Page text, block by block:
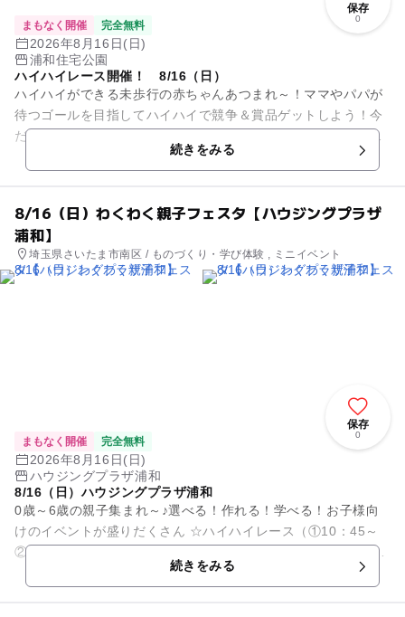
保存
0
まもなく開催 完全無料
2026年8月16日(日)
浦和住宅公園
ハイハイレース開催！ 8/16（日）
ハイハイができる未歩行の赤ちゃんあつまれ～！ママやパパが
待つゴールを目指してハイハイで競争＆賞品ゲットしよう！今
だけの思い出作りにぜひご参加ください！
続きをみる
8/16（日）わくわく親子フェスタ【ハウジングプラザ
浦和】
埼玉県さいたま市南区 / ものづくり・学び体験 , ミニイベント
保存
0
まもなく開催 完全無料
2026年8月16日(日)
ハウジングプラザ浦和
8/16（日）ハウジングプラザ浦和
0歳～6歳の親子集まれ～♪選べる！作れる！学べる！お子様向
けのイベントが盛りだくさん ☆ハイハイレース（①10：45～
②14：30～各回10組様） ☆ジュートバッグづくり（11：30～
続きをみる